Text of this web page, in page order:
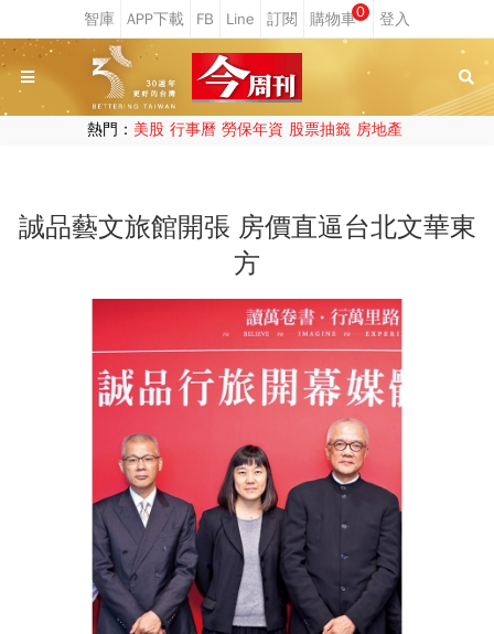
0
熱門： 美股 行事曆 勞保年資 股票抽籤 房地產
誠品藝文旅館開張 房價直逼台北文華東
方